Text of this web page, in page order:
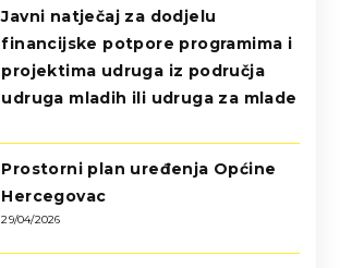
Javni natječaj za dodjelu
financijske potpore programima i
projektima udruga iz područja
udruga mladih ili udruga za mlade
Prostorni plan uređenja Općine
Hercegovac
29/04/2026